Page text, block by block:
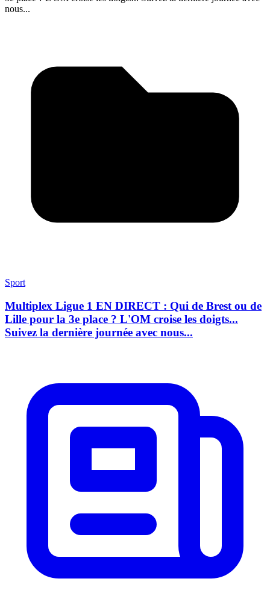
Sport
Multiplex Ligue 1 EN DIRECT : Qui de Brest ou de
Lille pour la 3e place ? L'OM croise les doigts...
Suivez la dernière journée avec nous...